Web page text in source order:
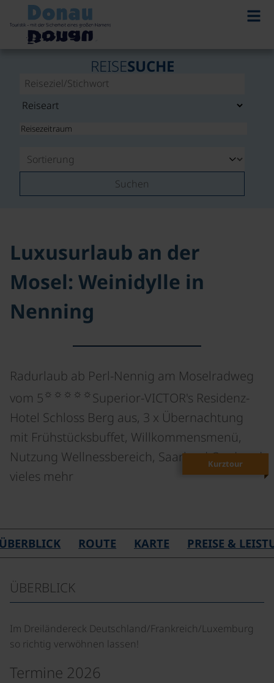
REISESUCHE
Suchen
Luxusurlaub an der
Mosel: Weinidylle in
Nenning
Radurlaub ab Perl-Nennig am Moselradweg
vom 5☼☼☼☼☼Superior-VICTOR's Residenz-
Hotel Schloss Berg aus, 3 x Übernachtung
mit Frühstücksbuffet, Willkommensmenü,
Nutzung Wellnessbereich, Saarland Card und
vieles mehr
Kurztour
ROUTE KARTE PREISE &
ÜBERBLICK
Im Dreiländereck Deutschland/Frankreich/Luxemburg
so richtig verwöhnen lassen!
Termine 2026